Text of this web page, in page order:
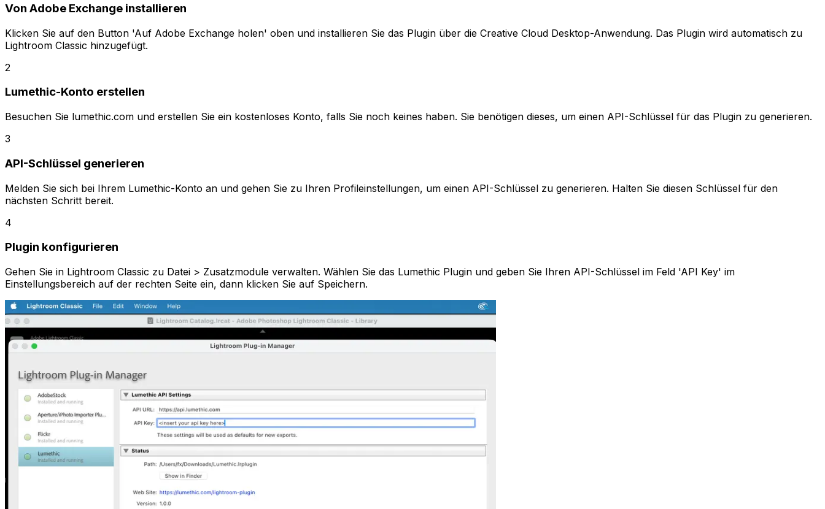
Von Adobe Exchange installieren
Klicken Sie auf den Button 'Auf Adobe Exchange holen' oben und installieren Sie das Plugin über die Creative Cloud Desktop-Anwendung. Das Plugin wird automatisch zu
Lightroom Classic hinzugefügt.
2
Lumethic-Konto erstellen
Besuchen Sie lumethic.com und erstellen Sie ein kostenloses Konto, falls Sie noch keines haben. Sie benötigen dieses, um einen API-Schlüssel für das Plugin zu generieren.
3
API-Schlüssel generieren
Melden Sie sich bei Ihrem Lumethic-Konto an und gehen Sie zu Ihren Profileinstellungen, um einen API-Schlüssel zu generieren. Halten Sie diesen Schlüssel für den
nächsten Schritt bereit.
4
Plugin konfigurieren
Gehen Sie in Lightroom Classic zu Datei > Zusatzmodule verwalten. Wählen Sie das Lumethic Plugin und geben Sie Ihren API-Schlüssel im Feld 'API Key' im
Einstellungsbereich auf der rechten Seite ein, dann klicken Sie auf Speichern.